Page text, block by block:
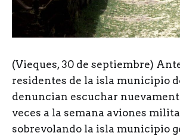
(Vieques, 30 de septiembre)
residentes de la isla municipio
denuncian escuchar
veces a la semana aviones
sobrevolando la isla municipio